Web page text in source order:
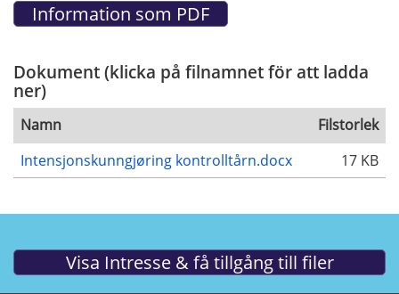
Dokument (klicka på filnamnet för att ladda
ner)
Namn
Filstorlek
Intensjonskunngjøring kontrolltårn.docx
17 KB